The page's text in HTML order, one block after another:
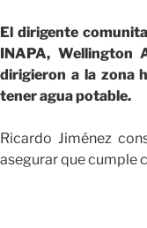
El dirigente
INAPA, Wellington
dirigieron a la zona
tener agua potable.
Ricardo Jiménez
asegurar que cumple